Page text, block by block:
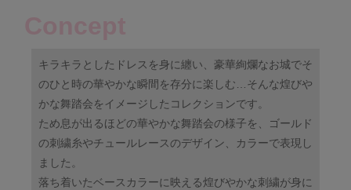
キラキラとしたドレスを身に纏い、豪華絢爛なお城でそ
のひと時の華やかな瞬間を存分に楽しむ…そんな煌びや
かな舞踏会をイメージしたコレクションです。
ため息が出るほどの華やかな舞踏会の様子を、ゴールド
の刺繍糸やチュールレースのデザイン、カラーで表現し
ました。
落ち着いたベースカラーに映える煌びやかな刺繍が身に